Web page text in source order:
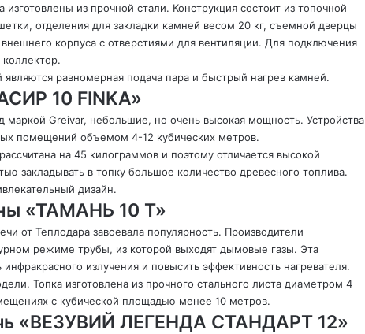
из прочной стали. Конструкция состоит из топочной
отделения для закладки камней весом 20 кг, съемной дверцы
корпуса с отверстиями для вентиляции. Для подключения
равномерная подача пара и быстрый нагрев камней.
10 FINKA»
Greivar, небольшие, но очень высокая мощность. Устройства
помещений объемом 4-12 кубических метров.
на 45 килограммов и поэтому отличается высокой
закладывать в топку большое количество древесного топлива.
дизайн.
«ТАМАНЬ 10 Т»
от Теплодара завоевала популярность. Производители
режиме трубы, из которой выходят дымовые газы. Эта
излучения и повысить эффективность нагревателя.
Топка изготовлена из прочного стального листа диаметром 4
с кубической площадью менее 10 метров.
«ВЕЗУВИЙ ЛЕГЕНДА СТАНДАРТ 12»